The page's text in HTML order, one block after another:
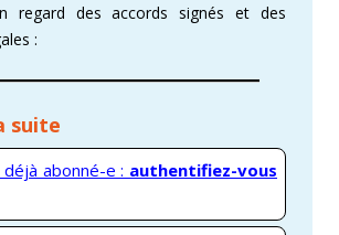
regard des accords signés et des
:
suite
abonné-e : authentifiez-vous